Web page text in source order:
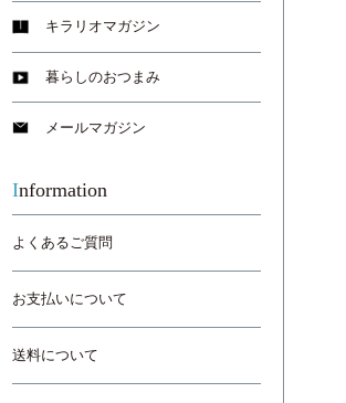
キラリオマガジン
暮らしのおつまみ
メールマガジン
Information
よくあるご質問
お支払いについて
送料について